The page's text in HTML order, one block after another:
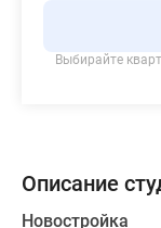
Выбирайте
Описание
Новостройка